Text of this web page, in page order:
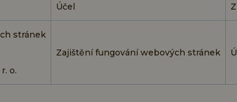
Účel
stránek
o.
Zajištění fungování webových stránek